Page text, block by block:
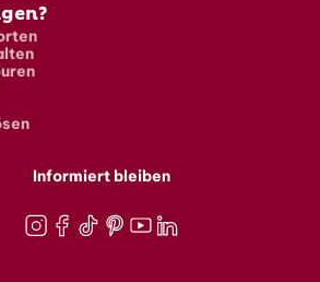
Informiert bleiben